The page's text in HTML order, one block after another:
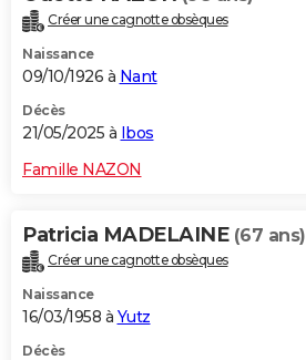
Créer une cagnotte obsèques
Naissance
09/10/1926 à Nant
Décès
21/05/2025 à Ibos
Famille NAZON
Patricia MADELAINE (67 ans)
Créer une cagnotte obsèques
Naissance
16/03/1958 à Yutz
Décès